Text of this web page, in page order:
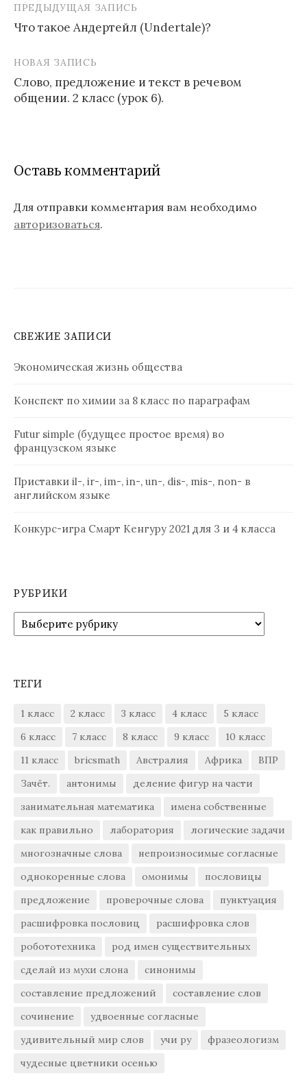
Навигация
по
записям
ПРЕДЫДУЩАЯ ЗАПИСЬ
Что такое Андертейл (Undertale)?
НОВАЯ ЗАПИСЬ
Слово, предложение и текст в речевом
общении. 2 класс (урок 6).
Оставь комментарий
Для отправки комментария вам необходимо
авторизоваться.
СВЕЖИЕ ЗАПИСИ
Экономическая жизнь общества
Конспект по химии за 8 класс по параграфам
Futur simple (будущее простое время) во
французском языке
Приставки il-, ir-, im-, in-, un-, dis-, mis-, non- в
английском языке
Конкурс-игра Смарт Кенгуру 2021 для 3 и 4 класса
РУБРИКИ
Рубрики
ТЕГИ
1 класс 2 класс 3 класс 4 класс
5 класс
6 класс
7 класс 8 класс 9 класс
10 класс
11 класс
bricsmath Австралия Африка
ВПР
Зачёт.
антонимы
деление фигур на части
занимательная математика
имена собственные
как правильно
лаборатория
логические задачи
многозначные слова
непроизносимые согласные
однокоренные слова
омонимы
пословицы
предложение
проверочные слова
пунктуация
расшифровка пословиц
расшифровка слов
робототехника
род имен существительных
сделай из мухи слона
синонимы
составление предложений
составление слов
сочинение
удвоенные согласные
удивительный мир слов
учи ру
фразеологизм
чудесные цветники осенью